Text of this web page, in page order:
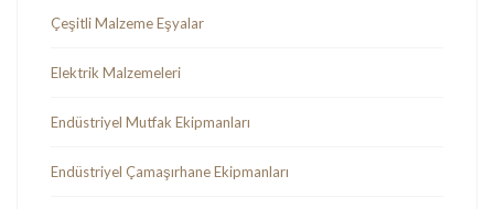
Çeşitli Malzeme Eşyalar
Elektrik Malzemeleri
Endüstriyel Mutfak Ekipmanları
Endüstriyel Çamaşırhane Ekipmanları